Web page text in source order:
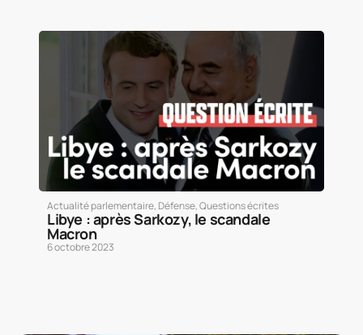
Actualité parlementaire, Défense,Questions écrites
Libye : après Sarkozy, le scandale
Macron
6 octobre 2023